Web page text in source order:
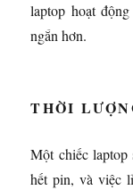
laptop hoạt
ngắn hơn.
THỜI
Một chiếc laptop
hết pin, và việc